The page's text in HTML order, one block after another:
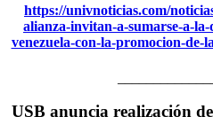
https://univnoticias.com/
alianza-invitan-a-sumarse-a-
venezuela-con-la-promocion-de-
USB anuncia realización